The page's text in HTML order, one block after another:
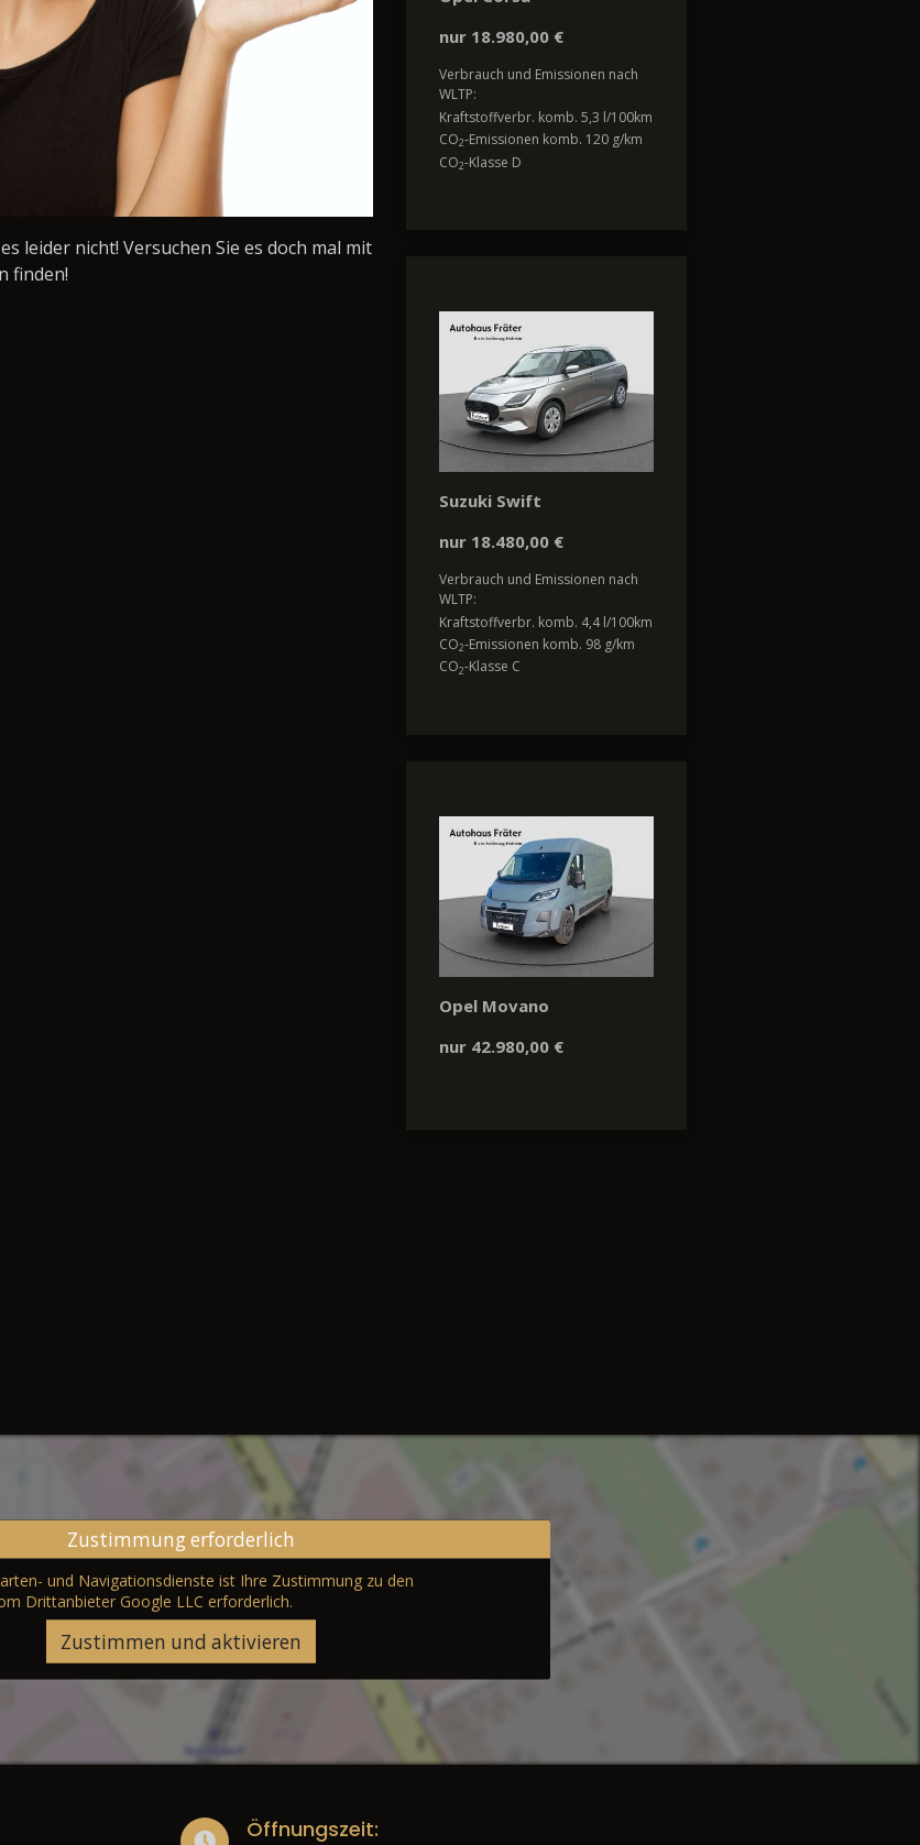
leider nicht! Versuchen Sie es doch mal mit
finden!
nur 18.980,00 €
Verbrauch und Emissionen nach
WLTP:
Kraftstoffverbr. komb. 5,3 l/100km
CO2-Emissionen komb. 120 g/km
CO2-Klasse D
Suzuki Swift
nur 18.480,00 €
Verbrauch und Emissionen nach
WLTP:
Kraftstoffverbr. komb. 4,4 l/100km
CO2-Emissionen komb. 98 g/km
CO2-Klasse C
Opel Movano
nur 42.980,00 €
Zustimmung erforderlich
und Navigationsdienste ist Ihre Zustimmung zu den
Drittanbieter Google LLC erforderlich.
Zustimmen und aktivieren
Öffnungszeit: